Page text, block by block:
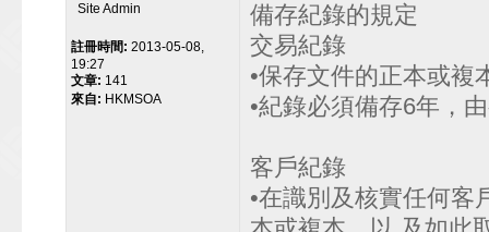
Site Admin
註冊時間: 2013-05-08,
19:27
文章: 141
來自: HKMSOA
備存紀錄的規定
交易紀錄
•保存文件的正本或複
•紀錄必須備存6年，
客戶紀錄
•在識別及核實任何客